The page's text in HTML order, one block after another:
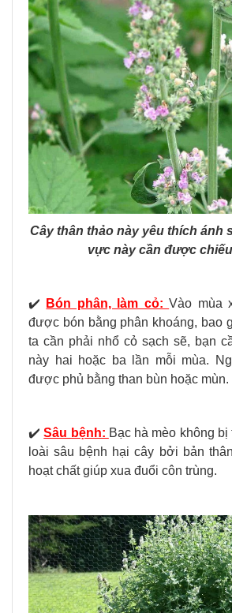
Cây thân thảo này yêu thích ánh
vực này cần được
✔️ Bón phân, làm cỏ:Vào mùa
được bón bằng phân khoáng, bao
ta cần phải nhổ cỏ sạch sẽ, bạn
này hai hoặc ba lần mỗi mùa.
được phủ bằng than bùn hoặc mùn.
✔️Sâu bệnh: Bạc hà mèo không
loài sâu bệnh hại cây bởi bản
hoạt chất giúp xua đuổi côn trùng.